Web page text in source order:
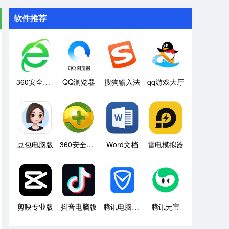
软件推荐
360安全浏览器 QQ浏览器 搜狗输入法 qq游戏大厅
豆包电脑版 360安全卫士 Word文档 雷电模拟器
剪映专业版 抖音电脑版 腾讯电脑管家 腾讯元宝